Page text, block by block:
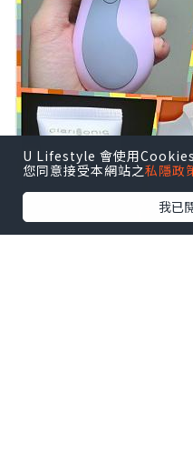
U Lifestyle 會使用
您同意接受本網站之私隱政
我已